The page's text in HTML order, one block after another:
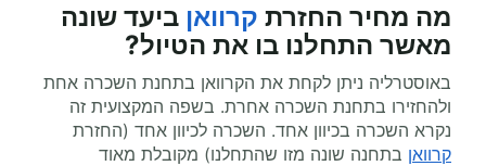
מה מחיר החזרת קרוואן ביעד שונה
מאשר התחלנו בו את הטיול?
באוסטרליה ניתן לקחת את הקרוואן בתחנת השכרה אחת
ולהחזירו בתחנת השכרה אחרת. בשפה המקצועית זה
נקרא השכרה בכיוון אחד. השכרה לכיוון אחד (החזרת
קרוואן בתחנה שונה מזו שהתחלנו) מקובלת מאוד